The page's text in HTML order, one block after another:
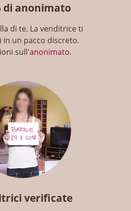
di anonimato
di te. La venditrice ti
un pacco discreto.
sull'anonimato.
verificate